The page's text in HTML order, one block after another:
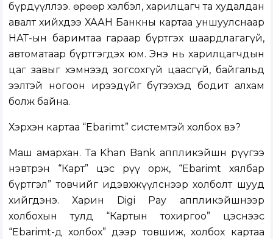
бүрдүүллээ. Өөрөөр хэлбэл, харилцагч та худалдан
авалт хийхдээ ХААН Банкны картаа уншуулснаар
НӨАТ-ын баримтаа гараар бүртгэх шаардлагагүй,
автоматаар бүртгэгдэх юм. Энэ нь харилцагчдын
цаг завыг хэмнээд зогсохгүй цаасгүй, байгальд
ээлтэй ногоон ирээдүйг бүтээхэд бодит алхам
болж байна.
Хэрхэн картаа “Ebarimt” системтэй холбох вэ?
Маш амархан. Та Khan Bank аппликэйшн рүүгээ
нэвтрэн “Карт” цэс рүү орж, “Ebarimt хялбар
бүртгэл” товчийг идэвхжүүлснээр холболт шууд
хийгдэнэ. Харин Digi Pay аппликэйшнээр
холбохын тулд “Картын тохиргоо” цэснээс
“Ebarimt-д холбох” дээр товшиж, холбох картаа